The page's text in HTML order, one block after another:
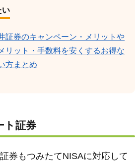
い
証券のキャンペーン・メリットや
リット・手数料を安くするお得な
方まとめ
ト証券
券もつみたてNISAに対応して